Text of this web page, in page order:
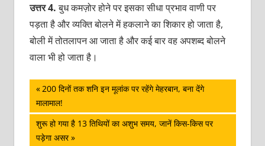
उत्तर 4.बुध कमज़ोर होने पर इसका सीधा प्रभाव वाणी पर
पड़ता है और व्यक्ति बोलने में हकलाने का शिकार हो जाता है,
बोली में तोतलापन आ जाता है और कई बार वह अपशब्द बोलने
वाला भी हो जाता है।
पोस्ट
नेविगेशन
Previous
Post:
200 दिनों तक शनि इन मूलांक पर रहेंगे मेहरबान, बना देंगे
मालामाल!
Next
Post:
शुरू हो गया है 13 तिथियों का अशुभ समय, जानें किस-किस पर
पड़ेगा असर